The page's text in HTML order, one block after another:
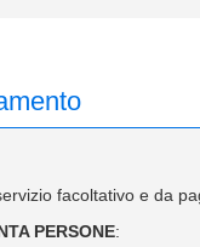
facoltativo e da
PERSONE: